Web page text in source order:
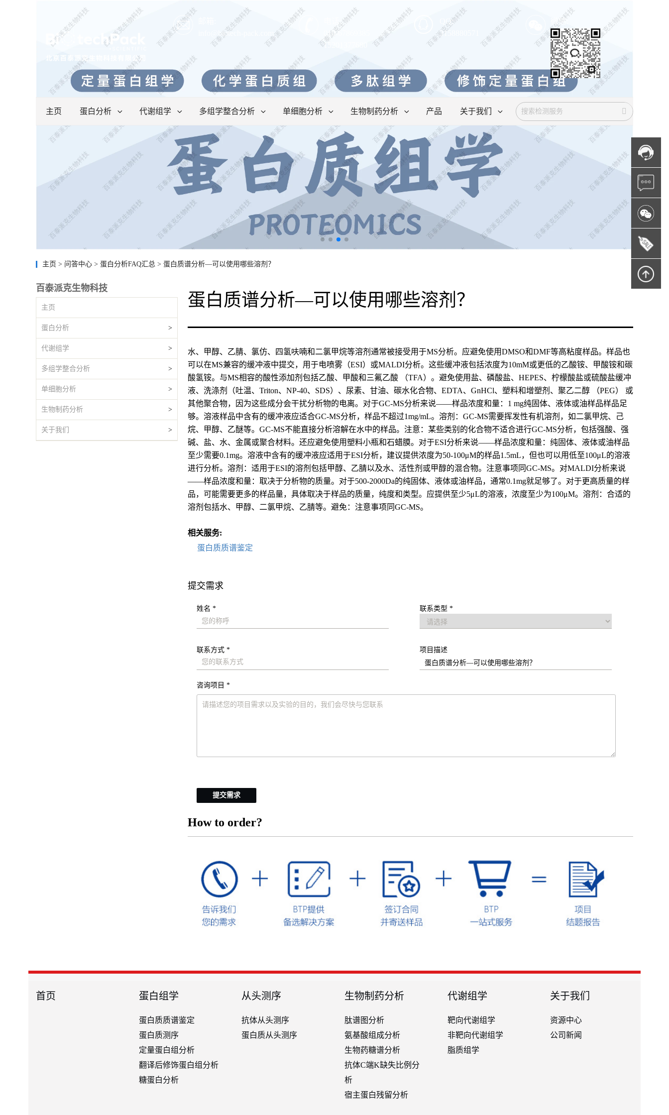
info@biotech-pack.com
电话:
010-67869385
15201377680
QQ:
3158880571
微信:
主页 蛋白分析 代谢组学 多组学整合分析 单细胞分析 生物制药分析 产品 关于我们
主页 > 问答中心 > 蛋白分析FAQ汇总 > 蛋白质谱分析—可以使用哪些溶剂？
百泰派克生物科技
主页
蛋白分析 >
代谢组学 >
多组学整合分析 >
单细胞分析 >
生物制药分析 >
关于我们 >
蛋白质谱分析—可以使用哪些溶剂？
水、甲醇、乙腈、氯仿、四氢呋喃和二氯甲烷等溶剂通常被接受用于MS分析。应避免使用DMSO和DMF等高粘度样品。样品也
可以在MS兼容的缓冲液中提交，用于电喷雾（ESI）或MALDI分析。这些缓冲液包括浓度为10mM或更低的乙酸铵、甲酸铵和碳
酸氢铵。与MS相容的酸性添加剂包括乙酸、甲酸和三氟乙酸 （TFA）。避免使用盐、磷酸盐、HEPES、柠檬酸盐或硫酸盐缓冲
液、洗涤剂（吐温、Triton、NP-40、SDS）、尿素、甘油、碳水化合物、EDTA、GnHCl、塑料和增塑剂、聚乙二醇 （PEG） 或
其他聚合物，因为这些成分会干扰分析物的电离。对于GC-MS分析来说——样品浓度和量：1 mg纯固体、液体或油样品样品足
够。溶液样品中含有的缓冲液应适合GC-MS分析，样品不超过1mg/mL。溶剂：GC-MS需要挥发性有机溶剂，如二氯甲烷、己
烷、甲醇、乙醚等。GC-MS不能直接分析溶解在水中的样品。注意：某些类别的化合物不适合进行GC-MS分析，包括强酸、强
碱、盐、水、金属或聚合材料。还应避免使用塑料小瓶和石蜡膜。对于ESI分析来说——样品浓度和量：纯固体、液体或油样品
至少需要0.1mg。溶液中含有的缓冲液应适用于ESI分析，建议提供浓度为50-100μM的样品1.5mL，但也可以用低至100μL的溶液
进行分析。溶剂：适用于ESI的溶剂包括甲醇、乙腈以及水、活性剂或甲醇的混合物。注意事项同GC-MS。对MALDI分析来说
——样品浓度和量：取决于分析物的质量。对于500-2000Da的纯固体、液体或油样品，通常0.1mg就足够了。对于更高质量的样
品，可能需要更多的样品量，具体取决于样品的质量，纯度和类型。应提供至少5μL的溶液，浓度至少为100μM。溶剂：合适的
溶剂包括水、甲醇、二氯甲烷、乙腈等。避免：注意事项同GC-MS。
相关服务:
蛋白质质谱鉴定
提交需求
姓名 * 联系类型 *
联系方式 * 项目描述
咨询项目 *
提交需求
How to order?
首页 蛋白组学
蛋白质质谱鉴定
蛋白质测序
定量蛋白组分析
翻译后修饰蛋白组分析
糖蛋白分析
从头测序
抗体从头测序
蛋白质从头测序
生物制药分析
肽谱图分析
氨基酸组成分析
生物药糖谱分析
抗体C端K缺失比例分
析
宿主蛋白残留分析
代谢组学
靶向代谢组学
非靶向代谢组学
脂质组学
关于我们
资源中心
公司新闻